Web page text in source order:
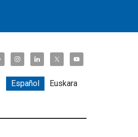
Español Euskara